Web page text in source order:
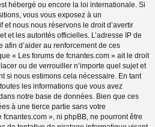
hébergé ou encore la loi internationale. Si
vous vous exposez à un
et nous nous réservons le droit d’avertir
et les autorités officielles. L’adresse IP de
afin d’aider au renforcement de ces
« Les forums de fcnantes.com » ait le droit
ou de verrouiller n’importe quel sujet et
si nous estimons cela nécessaire. En tant
les informations que vous avez
notre base de données. Bien que ces
à une tierce partie sans votre
», ni phpBB, ne pourront être